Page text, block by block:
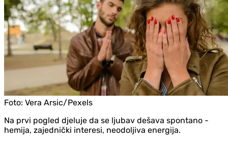
Foto: Vera Arsic/Pexels
Na prvi pogled d‌jeluje da se ljubav dešava spontano -
hemija, zajednički interesi, neodoljiva energija.